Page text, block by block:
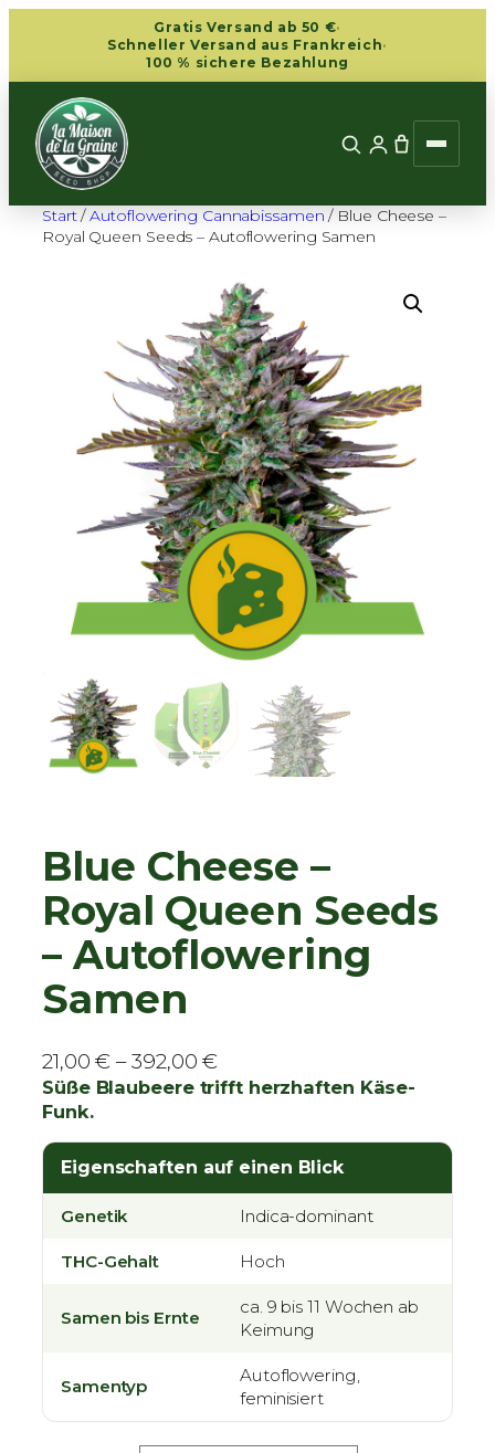
springen
Gratis Versand ab 50 €·
Schneller Versand aus Frankreich·
100 % sichere Bezahlung
Start/Autoflowering Cannabissamen / Blue Cheese –
Royal Queen Seeds – Autoflowering Samen
Blue Cheese –
Royal Queen Seeds
– Autoflowering
Samen
21,00€ –392,00€
r
i
s
s
1
,
Süße Blaubeere trifft herzhaften Käse-
Funk.
Eigenschaften auf einen Blick
Genetik Indica-dominant
THC-Gehalt Hoch
Samen bis Ernte
ca. 9 bis 11 Wochen ab
Keimung
Samentyp
Autoflowering,
feminisiert